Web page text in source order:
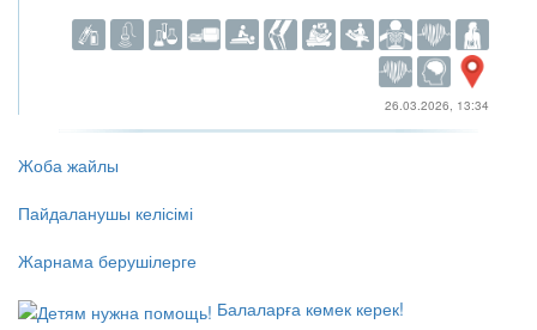
26.03.2026, 13:34
Жоба жайлы
Пайдаланушы келісімі
Жарнама берушілерге
Балаларға көмек керек!